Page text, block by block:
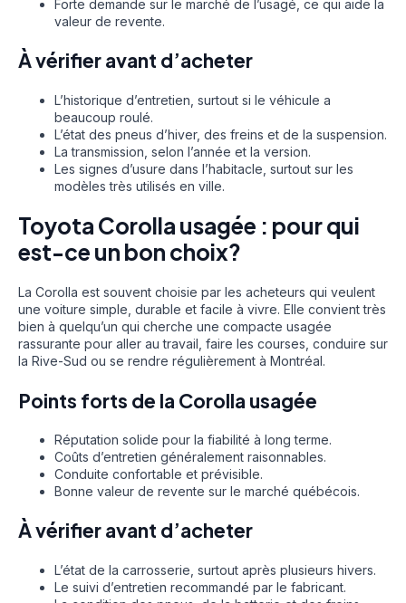
Forte demande sur le marché de l’usagé, ce qui aide la
valeur de revente.
À vérifier avant d’acheter
L’historique d’entretien, surtout si le véhicule a
beaucoup roulé.
L’état des pneus d’hiver, des freins et de la suspension.
La transmission, selon l’année et la version.
Les signes d’usure dans l’habitacle, surtout sur les
modèles très utilisés en ville.
Toyota Corolla usagée : pour qui
est-ce un bon choix?
La Corolla est souvent choisie par les acheteurs qui veulent
une voiture simple, durable et facile à vivre. Elle convient très
bien à quelqu’un qui cherche une compacte usagée
rassurante pour aller au travail, faire les courses, conduire sur
la Rive-Sud ou se rendre régulièrement à Montréal.
Points forts de la Corolla usagée
Réputation solide pour la fiabilité à long terme.
Coûts d’entretien généralement raisonnables.
Conduite confortable et prévisible.
Bonne valeur de revente sur le marché québécois.
À vérifier avant d’acheter
L’état de la carrosserie, surtout après plusieurs hivers.
Le suivi d’entretien recommandé par le fabricant.